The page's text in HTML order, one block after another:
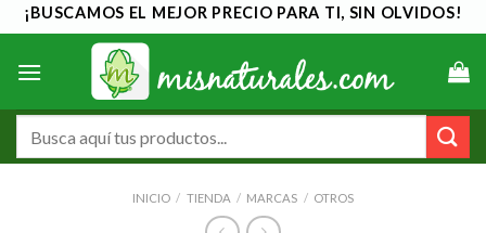
Saltar
al
contenido
¡BUSCAMOS EL MEJOR PRECIO PARA TI, SIN OLVIDOS!
INICIO / TIENDA / MARCAS / OTROS